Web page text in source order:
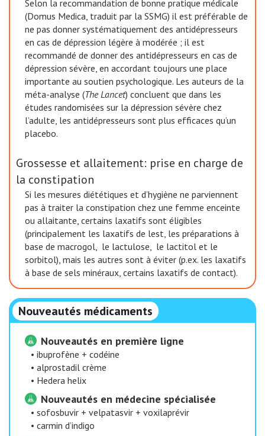
Selon la recommandation de bonne pratique médicale
(Domus Medica, traduit par la SSMG) il est préférable de
ne pas donner systématiquement des antidépresseurs
en cas de dépression légère à modérée ; il est
recommandé de donner des antidépresseurs en cas de
dépression sévère, en accordant toujours une place
importante au soutien psychologique. Les auteurs de la
méta-analyse (The Lancet) concluent que dans les
études randomisées sur la dépression sévère chez
l’adulte, les antidépresseurs sont plus efficaces qu’un
placebo.
Grossesse et allaitement: prise en charge de
la constipation
Si les mesures diététiques et d’hygiène ne parviennent
pas à traiter la constipation chez une femme enceinte
ou allaitante, certains laxatifs sont éligibles
(principalement les laxatifs de lest, les préparations à
base de macrogol, le lactulose, le lactitol et le
sorbitol), mais les autres sont à éviter (p.ex. les laxatifs
à base de sels minéraux, certains laxatifs de contact).
Nouveautés médicaments
Nouveautés en première ligne
• ibuprofène + codéine
• alprostadil crème
• Hedera helix
Nouveautés en médecine spécialisée
• sofosbuvir + velpatasvir + voxilaprévir
• carmin d’indigo